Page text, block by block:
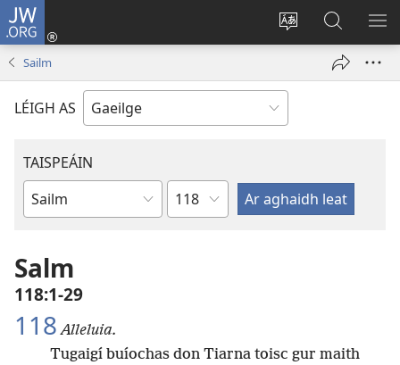
JW.ORG
Athraigh
láithreáin
Logáil
Isteach
window)
ar
JW.ORG
Sailm
LÉIGH AS
TAISPEÁIN
Leabhar
Chapter
Salm
118:1-29
118 Alleluia.
Tugaigí buíochas don Tiarna toisc gur maith